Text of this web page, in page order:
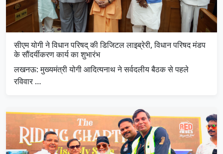
सीएम योगी ने विधान परिषद् की डिजिटल लाइब्रेरी, विधान परिषद मंडप
के सौंदर्यीकरण कार्य का शुभारंभ
लखनऊ: मुख्यमंत्री योगी आदित्यनाथ ने सर्वदलीय बैठक से पहले
रविवार …